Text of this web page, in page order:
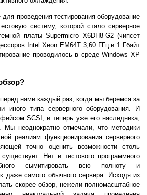
для проведения тестирования оборудование
систему, которой стало серверное
платы Supermicro X6DH8-G2 (чипсет
Intel Xeon EM64T 3,60 ГГц и 1 Гбайт
проводилось в среде Windows XP
нами каждый раз, когда мы беремся за
иного типа серверного оборудования. И
SCSI, и теперь уже его наследника,
неоднократно отмечали, что методики
реалиям функционирования серверного
точно оценить возможности столь
Нет и тестового программного
сымитировать всю полноту и
даже самого обычного сервера. Исходя из
скорее обзор, нежели полномасштабное